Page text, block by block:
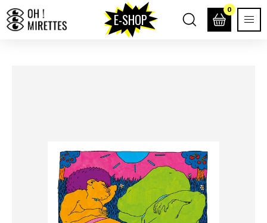
E-SHOP
0